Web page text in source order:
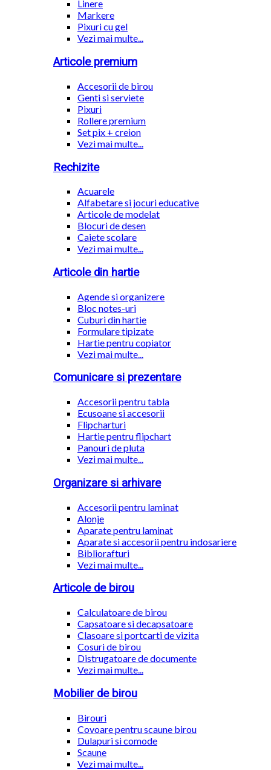
Linere
Markere
Pixuri cu gel
Vezi mai multe...
Articole premium
Accesorii de birou
Genti si serviete
Pixuri
Rollere premium
Set pix + creion
Vezi mai multe...
Rechizite
Acuarele
Alfabetare si jocuri educative
Articole de modelat
Blocuri de desen
Caiete scolare
Vezi mai multe...
Articole din hartie
Agende si organizere
Bloc notes-uri
Cuburi din hartie
Formulare tipizate
Hartie pentru copiator
Vezi mai multe...
Comunicare si prezentare
Accesorii pentru tabla
Ecusoane si accesorii
Flipcharturi
Hartie pentru flipchart
Panouri de pluta
Vezi mai multe...
Organizare si arhivare
Accesorii pentru laminat
Alonje
Aparate pentru laminat
Aparate si accesorii pentru indosariere
Bibliorafturi
Vezi mai multe...
Articole de birou
Calculatoare de birou
Capsatoare si decapsatoare
Clasoare si portcarti de vizita
Cosuri de birou
Distrugatoare de documente
Vezi mai multe...
Mobilier de birou
Birouri
Covoare pentru scaune birou
Dulapuri si comode
Scaune
Vezi mai multe...